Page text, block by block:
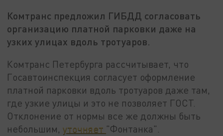
Комтранс предложил ГИБДД согласовать
организацию платной парковки даже на
узких улицах вдоль тротуаров.
Комтранс Петербурга рассчитывает, что
Госавтоинспекция согласует оформление
платной парковки вдоль тротуаров даже там,
где узкие улицы и это не позволяет ГОСТ.
Отклонение от нормы все же должны быть
небольшим,уточняет "Фонтанка".